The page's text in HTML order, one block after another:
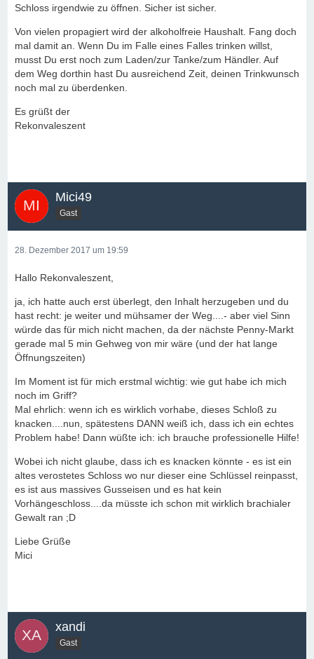
Schloss irgendwie zu öffnen. Sicher ist sicher.
Von vielen propagiert wird der alkoholfreie Haushalt. Fang doch
mal damit an. Wenn Du im Falle eines Falles trinken willst,
musst Du erst noch zum Laden/zur Tanke/zum Händler. Auf
dem Weg dorthin hast Du ausreichend Zeit, deinen Trinkwunsch
noch mal zu überdenken.
Es grüßt der
Rekonvaleszent
Mici49
Gast
28. Dezember 2017 um 19:59
Hallo Rekonvaleszent,
ja, ich hatte auch erst überlegt, den Inhalt herzugeben und du
hast recht: je weiter und mühsamer der Weg....- aber viel Sinn
würde das für mich nicht machen, da der nächste Penny-Markt
gerade mal 5 min Gehweg von mir wäre (und der hat lange
Öffnungszeiten)
Im Moment ist für mich erstmal wichtig: wie gut habe ich mich
noch im Griff?
Mal ehrlich: wenn ich es wirklich vorhabe, dieses Schloß zu
knacken....nun, spätestens DANN weiß ich, dass ich ein echtes
Problem habe! Dann wüßte ich: ich brauche professionelle Hilfe!
Wobei ich nicht glaube, dass ich es knacken könnte - es ist ein
altes verostetes Schloss wo nur dieser eine Schlüssel reinpasst,
es ist aus massives Gusseisen und es hat kein
Vorhängeschloss....da müsste ich schon mit wirklich brachialer
Gewalt ran ;D
Liebe Grüße
Mici
xandi
Gast